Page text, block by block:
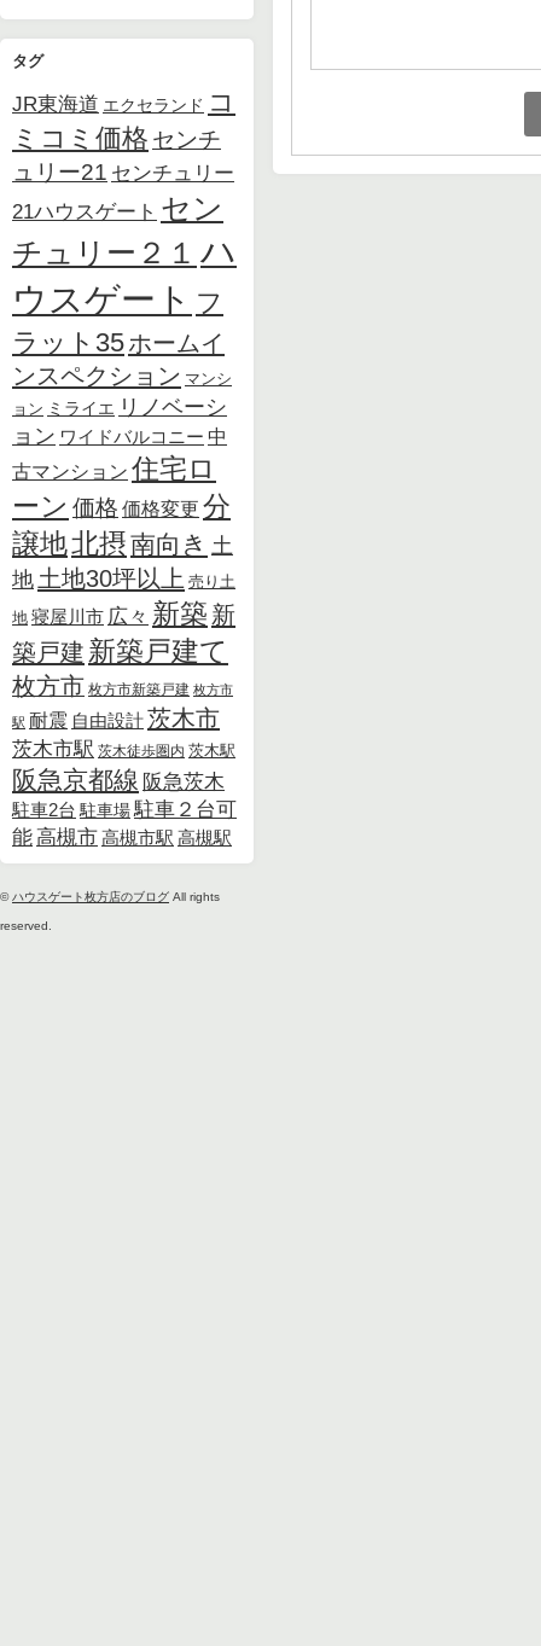
タグ
JR東海道 エクセランド コ
ミコミ価格 センチ
ュリー21 センチュリー
21ハウスゲート セン
チュリー２１ ハ
ウスゲート フ
ラット35ホームイ
ンスペクション マンシ
ョン ミライエ リノベーシ
ョン ワイドバルコニー 中
古マンション 住宅ロ
ーン 価格 価格変更 分
譲地北摂南向き 土
地 土地30坪以上 売り土
地 寝屋川市 広々 新築 新
築戸建 新築戸建て
枚方市 枚方市新築戸建 枚方市
駅 耐震 自由設計茨木市
茨木市駅 茨木徒歩圏内 茨木駅
阪急京都線 阪急茨木
駐車2台 駐車場駐車２台可
能高槻市高槻市駅 高槻駅
©ハウスゲート枚方店のブログ All rights
reserved.